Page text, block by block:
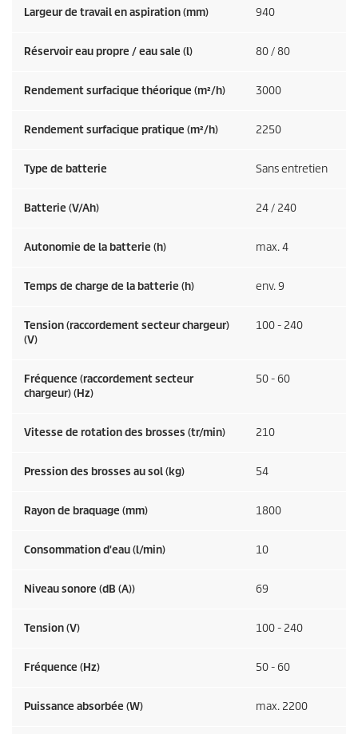
Largeur de travail en aspiration (mm) 940
Réservoir eau propre / eau sale (l) 80 / 80
Rendement surfacique théorique (m²/h) 3000
Rendement surfacique pratique (m²/h) 2250
Type de batterie Sans entretien
Batterie (V/Ah) 24 / 240
Autonomie de la batterie (h) max. 4
Temps de charge de la batterie (h) env. 9
Tension (raccordement secteur chargeur)
(V)
100 - 240
Fréquence (raccordement secteur
chargeur) (Hz)
50 - 60
Vitesse de rotation des brosses (tr/min) 210
Pression des brosses au sol (kg) 54
Rayon de braquage (mm) 1800
Consommation d'eau (l/min) 10
Niveau sonore (dB (A)) 69
Tension (V) 100 - 240
Fréquence (Hz) 50 - 60
Puissance absorbée (W) max. 2200